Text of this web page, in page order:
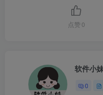
点赞 0
软件小
0